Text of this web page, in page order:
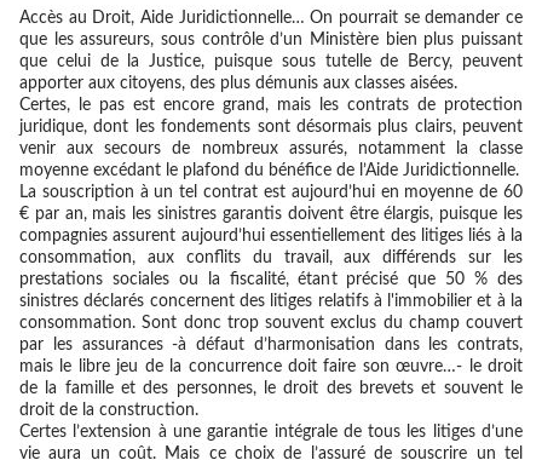
Accès au Droit, Aide Juridictionnelle… On pourrait se demander ce
que les assureurs, sous contrôle d’un Ministère bien plus puissant
que celui de la Justice, puisque sous tutelle de Bercy, peuvent
apporter aux citoyens, des plus démunis aux classes aisées.
Certes, le pas est encore grand, mais les contrats de protection
juridique, dont les fondements sont désormais plus clairs, peuvent
venir aux secours de nombreux assurés, notamment la classe
moyenne excédant le plafond du bénéfice de l’Aide Juridictionnelle.
La souscription à un tel contrat est aujourd’hui en moyenne de 60
€ par an, mais les sinistres garantis doivent être élargis, puisque les
compagnies assurent aujourd’hui essentiellement des litiges liés à la
consommation, aux conflits du travail, aux différends sur les
prestations sociales ou la fiscalité, étant précisé que 50 % des
sinistres déclarés concernent des litiges relatifs à l'immobilier et à la
consommation. Sont donc trop souvent exclus du champ couvert
par les assurances -à défaut d’harmonisation dans les contrats,
mais le libre jeu de la concurrence doit faire son œuvre…- le droit
de la famille et des personnes, le droit des brevets et souvent le
droit de la construction.
Certes l’extension à une garantie intégrale de tous les litiges d’une
vie aura un coût. Mais ce choix de l’assuré de souscrire un tel